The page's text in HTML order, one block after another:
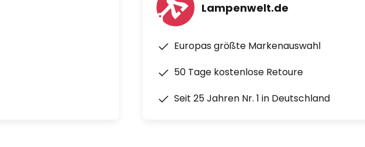
Lampenwelt.de
Europas größte Markenauswahl
50 Tage kostenlose Retoure
Seit 25 Jahren Nr. 1 in Deutschland